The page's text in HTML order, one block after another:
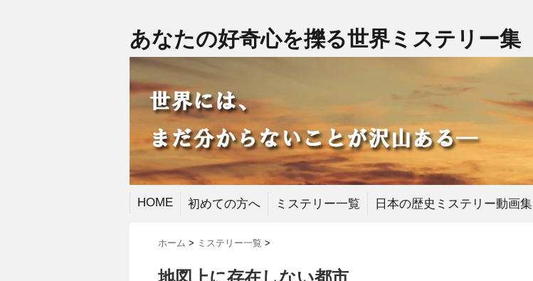
あなたの好奇心を擽る世界ミステリー集
HOME 初めての方へ ミステリー一覧 日本の歴史ミステリー動画集
ホーム > ミステリー一覧 >
地図上に存在しない都市